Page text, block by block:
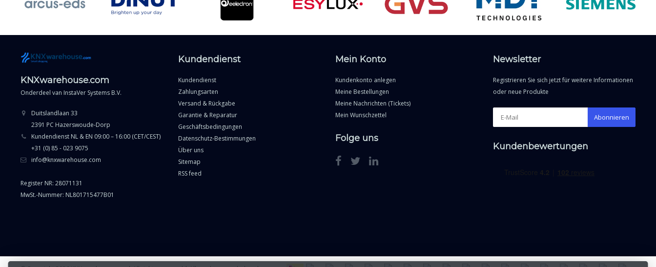
KNXwarehouse.com
Onderdeel van InstaVer Systems B.V.
Duitslandlaan 33
2391 PC Hazerswoude-Dorp
Kundendienst NL & EN 09:00 – 16:00 (CET/CEST)
+31 (0) 85 - 023 9075
info@knxwarehouse.com
Register NR: 28071131
MwSt.-Nummer: NL801715477B01
Kundendienst
Kundendienst
Zahlungsarten
Versand & Rückgabe
Garantie & Reparatur
Geschäftsbedingungen
Datenschutz-Bestimmungen
Über uns
Sitemap
RSS feed
Mein Konto
Kundenkonto anlegen
Meine Bestellungen
Meine Nachrichten (Tickets)
Mein Wunschzettel
Folge uns
Newsletter
Registrieren Sie sich jetzt für weitere Informationen
oder neue Produkte
Abonnieren
Kundenbewertungen